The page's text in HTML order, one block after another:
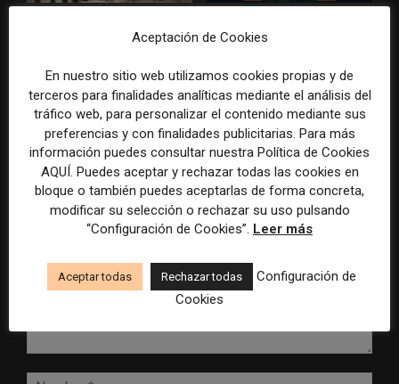
establece un sistema de
inteligencia artificial
especial para la mejor
Mundial 2026
DEJA UNA RESPUESTA
Aceptación de Cookies
En nuestro sitio web utilizamos cookies propias y de
terceros para finalidades analíticas mediante el análisis del
tráfico web, para personalizar el contenido mediante sus
preferencias y con finalidades publicitarias. Para más
información puedes consultar nuestra Política de Cookies
AQUÍ. Puedes aceptar y rechazar todas las cookies en
bloque o también puedes aceptarlas de forma concreta,
modificar su selección o rechazar su uso pulsando
“Configuración de Cookies”. Leer más
Aceptar todas Rechazar todas
Configuración de
Cookies